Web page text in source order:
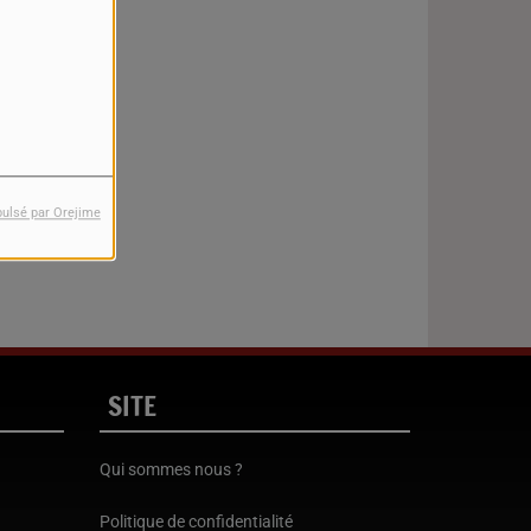
par Orejime
SITE
Qui sommes nous ?
Politique de confidentialité